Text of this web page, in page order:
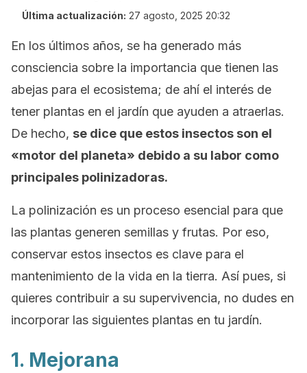
Última actualización: 27 agosto, 2025 20:32
En los últimos años, se ha generado más
consciencia sobre la importancia que tienen las
abejas para el ecosistema; de ahí el interés de
tener plantas en el jardín que ayuden a atraerlas.
De hecho, se dice que estos insectos son el
«motor del planeta» debido a su labor como
principales polinizadoras.
La polinización es un proceso esencial para que
las plantas generen semillas y frutas. Por eso,
conservar estos insectos es clave para el
mantenimiento de la vida en la tierra. Así pues, si
quieres contribuir a su supervivencia, no dudes en
incorporar las siguientes plantas en tu jardín.
1. Mejorana